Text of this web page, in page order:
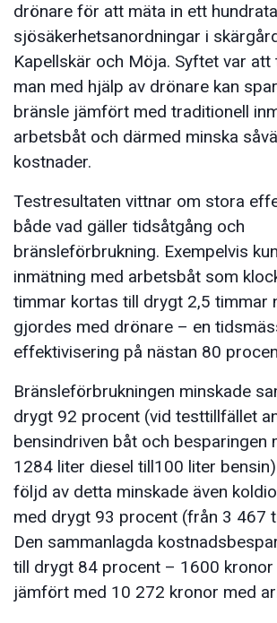
drönare för att mäta in ett
sjösäkerhetsanordningar i
Kapellskär och Möja. Syftet var att
man med hjälp av drönare kan
bränsle jämfört med traditionell
arbetsbåt och därmed minska
kostnader.
Testresultaten vittnar om stora
både vad gäller tidsåtgång och
bränsleförbrukning. Exempelvis
inmätning med arbetsbåt som
timmar kortas till drygt 2,5 timmar
gjordes med drönare – en
effektivisering på nästan 80
Bränsleförbrukningen minskade
drygt 92 procent (vid testtillfället
bensindriven båt och besparingen
1284 liter diesel till100 liter
följd av detta minskade även
med drygt 93 procent (från 3 467
Den sammanlagda
till drygt 84 procent – 1600
jämfört med 10 272 kronor med